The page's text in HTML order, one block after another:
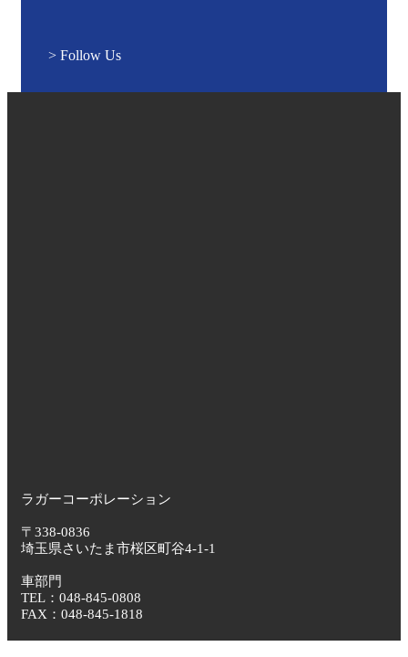
> Follow Us
ラガーコーポレーション
〒338-0836
埼玉県さいたま市桜区町谷4-1-1
車部門
TEL：048-845-0808
FAX：048-845-1818